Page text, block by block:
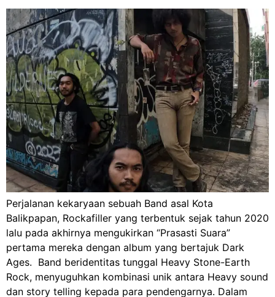
Perjalanan kekaryaan sebuah Band asal Kota
Balikpapan, Rockafiller yang terbentuk sejak tahun 2020
lalu pada akhirnya mengukirkan “Prasasti Suara”
pertama mereka dengan album yang bertajuk Dark
Ages. Band beridentitas tunggal Heavy Stone-Earth
Rock, menyuguhkan kombinasi unik antara Heavy sound
dan story telling kepada para pendengarnya. Dalam